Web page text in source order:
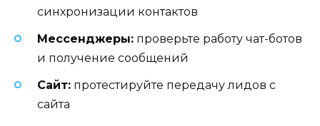
синхронизации контактов
Мессенджеры: проверьте работу чат-ботов
и получение сообщений
Сайт: протестируйте передачу лидов с
сайта